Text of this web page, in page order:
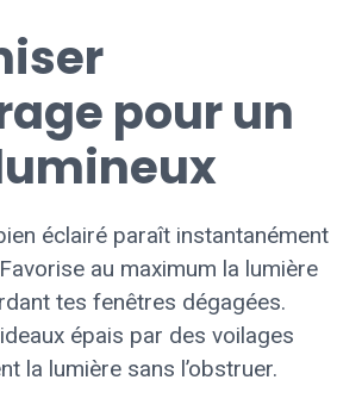
pour un
éclairé paraît instantanément
au maximum la lumière
tes fenêtres dégagées.
épais par des voilages
la lumière sans l’obstruer.